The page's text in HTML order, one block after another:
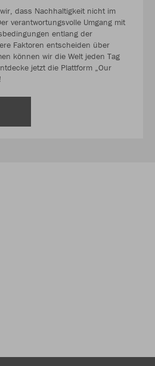
dass Nachhaltigkeit nicht im
verantwortungsvolle Umgang mit
entlang der
Faktoren entscheiden über
können wir die Welt jeden Tag
jetzt die Plattform „Our